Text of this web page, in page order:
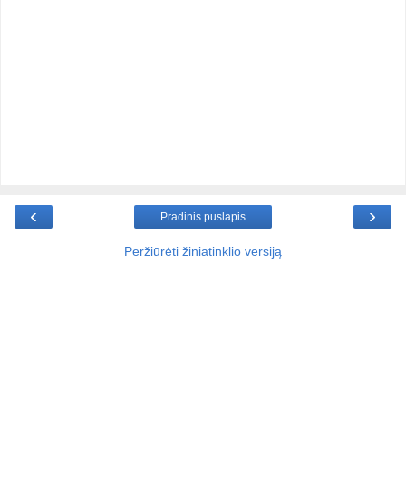
‹ ›
Pradinis puslapis
Peržiūrėti žiniatinklio versiją